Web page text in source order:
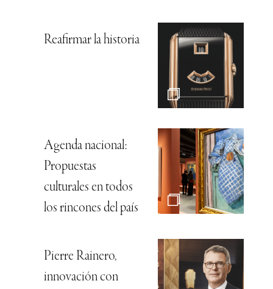
Reafirmar la historia
Agenda nacional:
Propuestas
culturales en todos
los rincones del país
Pierre Rainero,
innovación con